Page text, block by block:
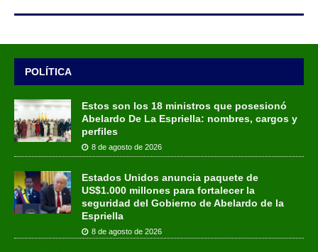
POLÍTICA
Estos son los 18 ministros que posesionó
Abelardo De La Espriella: nombres, cargos y
perfiles
8 de agosto de 2026
Estados Unidos anuncia paquete de
US$1.000 millones para fortalecer la
seguridad del Gobierno de Abelardo de la
Espriella
8 de agosto de 2026